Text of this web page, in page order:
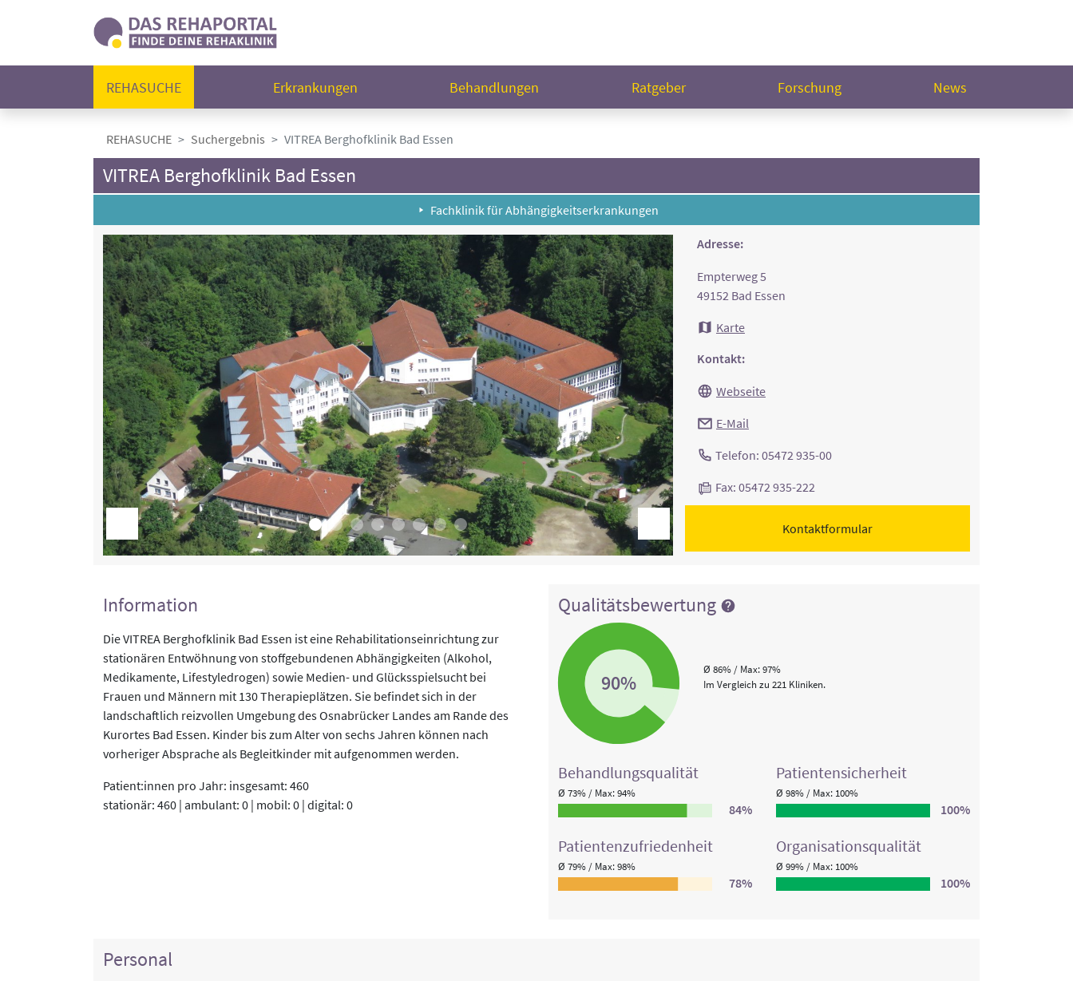
REHASUCHE Erkrankungen Behandlungen Ratgeber Forschung News
REHASUCHE Suchergebnis VITREA Berghofklinik Bad Essen
VITREA Berghofklinik Bad Essen
Fachklinik für Abhängigkeitserkrankungen
Adresse:
Empterweg 5
49152 Bad Essen
Karte
Kontakt:
Webseite
E-Mail
Telefon: 05472 935-00
Fax: 05472 935-222
Kontaktformular
Qualitätsbewertung
90%
Ø 86% / Max: 97%
Im Vergleich zu 221 Kliniken.
Behandlungs­qualität
Ø 73% / Max: 94%
84%
Patienten­sicherheit
Ø 98% / Max: 100%
100%
Patienten­zufriedenheit
Ø 79% / Max: 98%
78%
Organisations­qualität
Ø 99% / Max: 100%
100%
Information
Die VITREA Berghofklinik Bad Essen ist eine Rehabilitationseinrichtung zur
stationären Entwöhnung von stoffgebundenen Abhängigkeiten (Alkohol,
Medikamente, Lifestyledrogen) sowie Medien- und Glücksspielsucht bei
Frauen und Männern mit 130 Therapieplätzen. Sie befindet sich in der
landschaftlich reizvollen Umgebung des Osnabrücker Landes am Rande des
Kurortes Bad Essen. Kinder bis zum Alter von sechs Jahren können nach
vorheriger Absprache als Begleitkinder mit aufgenommen werden.
Patient:innen pro Jahr: insgesamt: 460
stationär: 460 | ambulant: 0 | mobil: 0 | digital: 0
Personal